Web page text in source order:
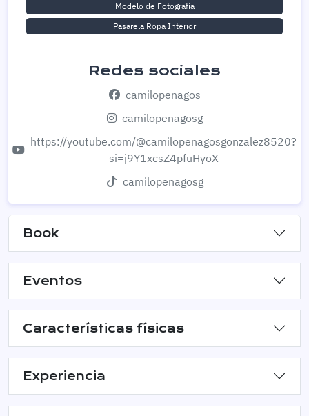
Modelo de Fotografía
Pasarela Ropa Interior
Redes sociales
camilopenagos
camilopenagosg
https://youtube.com/@camilopenagosgonzalez8520?
si=j9Y1xcsZ4pfuHyoX
camilopenagosg
Book
Eventos
Características físicas
Experiencia